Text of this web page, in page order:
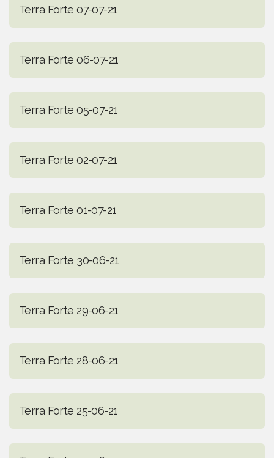
Terra Forte 07-07-21
Terra Forte 06-07-21
Terra Forte 05-07-21
Terra Forte 02-07-21
Terra Forte 01-07-21
Terra Forte 30-06-21
Terra Forte 29-06-21
Terra Forte 28-06-21
Terra Forte 25-06-21